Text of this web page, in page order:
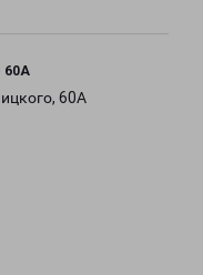
60А
60А